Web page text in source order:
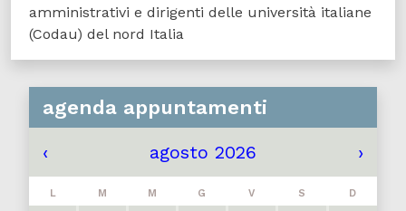
amministrativi e dirigenti delle università italiane
(Codau) del nord Italia
agenda appuntamenti
‹ agosto 2026 ›
L M M G V S D